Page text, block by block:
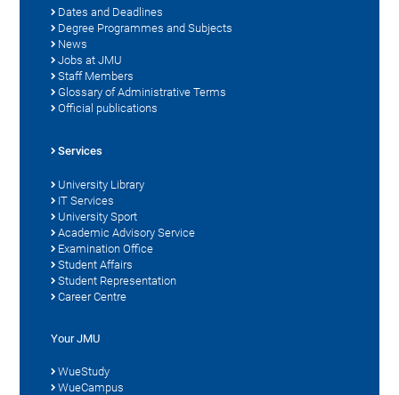
Dates and Deadlines
Degree Programmes and Subjects
News
Jobs at JMU
Staff Members
Glossary of Administrative Terms
Official publications
Services
University Library
IT Services
University Sport
Academic Advisory Service
Examination Office
Student Affairs
Student Representation
Career Centre
Your JMU
WueStudy
WueCampus